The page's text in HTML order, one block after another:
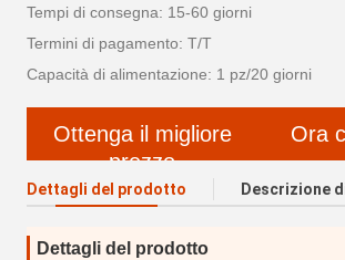
Tempi di consegna: 15-60 giorni
Termini di pagamento: T/T
Capacità di alimentazione: 1 pz/20 giorni
Ottenga il migliore
prezzo
Ora
Dettagli del prodotto Descrizione
Dettagli del prodotto